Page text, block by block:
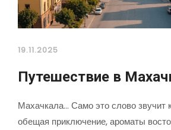
19.11.2025
Путешествие в
Махачкала... Само это слово звучит
обещая приключение, ароматы